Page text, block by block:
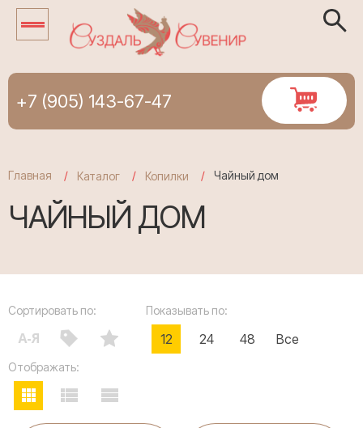
+7 (905) 143-67-47
Главная Каталог Копилки Чайный дом
ЧАЙНЫЙ ДОМ
Сортировать по: Показывать по:
12 24 48 Все
Отображать: